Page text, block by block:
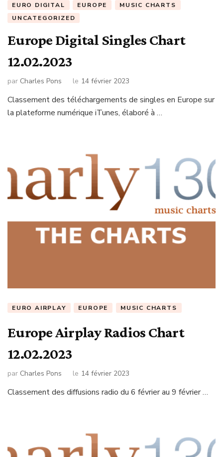
EURO DIGITAL EUROPE
MUSIC CHARTS
UNCATEGORIZED
Europe Digital Singles Chart
12.02.2023
par Charles Pons le 14 février 2023
Classement des téléchargements de singles en Europe sur
la plateforme numérique iTunes, élaboré à …
EURO AIRPLAY EUROPE MUSIC CHARTS
Europe Airplay Radios Chart
12.02.2023
par Charles Pons le 14 février 2023
Classement des diffusions radio du 6 février au 9 février …